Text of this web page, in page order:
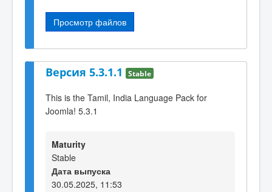
Просмотр файлов
Версия 5.3.1.1 Stable
This is the Tamil, India Language Pack for
Joomla! 5.3.1
Maturity
Stable
Дата выпуска
30.05.2025, 11:53